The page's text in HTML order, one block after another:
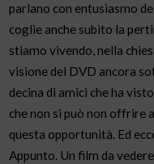
parlano con entusiasmo
coglie anche subito la
stiamo vivendo, nella
visione del DVD ancora
decina di amici che ha
che non si può non offrire
questa opportunità. Ed
Appunto. Un film da